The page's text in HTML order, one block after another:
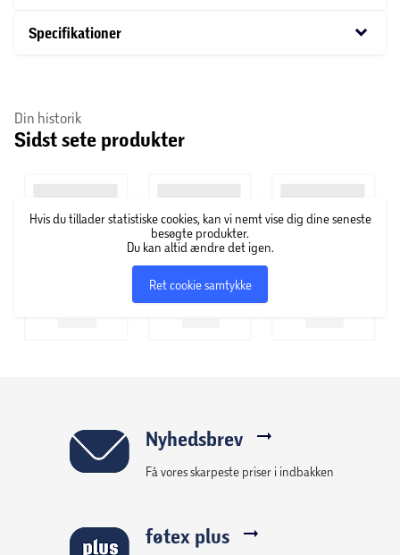
Specifikationer keyboard_arrow_down
Din historik
Sidst sete produkter
Hvis du tillader statistiske cookies, kan vi nemt vise dig dine seneste
besøgte produkter.
Du kan altid ændre det igen.
Ret cookie samtykke
Nyhedsbrev
Få vores skarpeste priser i indbakken
føtex plus